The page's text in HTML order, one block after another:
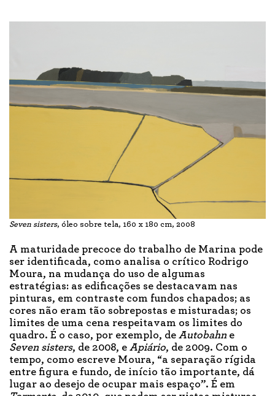
Seven sisters, óleo sobre tela, 160 x 180 cm, 2008
A maturidade precoce do trabalho de Marina pode
ser identificada, como analisa o crítico Rodrigo
Moura, na mudança do uso de algumas
estratégias: as edificações se destacavam nas
pinturas, em contraste com fundos chapados; as
cores não eram tão sobrepostas e misturadas; os
limites de uma cena respeitavam os limites do
quadro. É o caso, por exemplo, de Autobahn e
Seven sisters, de 2008, e Apiário, de 2009. Com o
tempo, como escreve Moura, “a separação rígida
entre figura e fundo, de início tão importante, dá
lugar ao desejo de ocupar mais espaço”. É em